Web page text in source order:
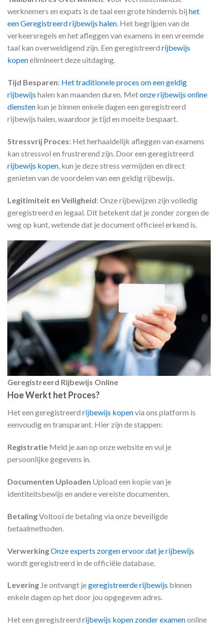
werknemers en expats is de taal een grote hindernis bij het
een Geregistreerd rijbewijs halen. Het begrijpen van de
verkeersregels en het afleggen van examens in een vreemde
taal kan overweldigend zijn. Een geregistreerd rijbewijs
kopenelimineert deze uitdaging.
Tijd Besparen: Het traditionele proces om een geldig
rijbewijs halen kan maanden duren. Metonze rijbewijs online
diensten kun je binnen enkele dagen een geregistreerd
rijbewijs halen, waardoor je tijd en moeite bespaart.
Stressvrij Proces: Het herhaaldelijk afleggen van examens
kan stressvol en frustrerend zijn. Door een geregistreerd
rijbewijs kopen, kun je deze stress vermijden en direct
genieten van de voordelen van een geldig rijbewijs.
Legitimiteit en Veiligheid: Onze rijbewijzen zijn volledig
geregistreerd en legaal. Dit betekent dat je zonder zorgen de
weg op kunt, wetende dat je document officieel erkend is.
Geregistreerd Rijbewijs Online
Hoe Werkt het Proces?
Het een geregistreerd rijbewijs kopenvia ons platform is
eenvoudig en transparant. Hier zijn de stappen:
Registratie Meld je aan op onze website en vul je
persoonlijke gegevens in.
Documenten Uploaden Upload een kopie van je
identiteitsbewijs en andere vereiste documenten.
BetalingVoltooi de betaling via onze beveiligde
betaalmethoden.
VerwerkingOnze experts zorgen ervoor dat je rijbewijs
wordt geregistreerd in de officiële database.
Levering Je ontvangt jegeregistreerde rijbewijs binnen
enkele dagen op het door jou opgegeven adres.
Het een geregistreerd rijbewijs kopen zonder examenonline